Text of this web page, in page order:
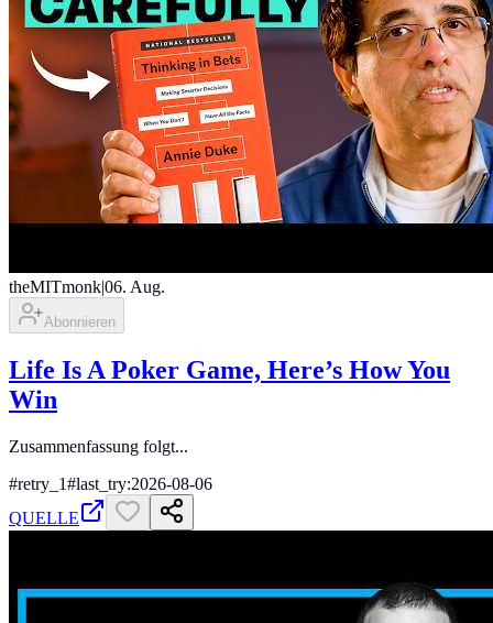
theMITmonk|06. Aug.
Abonnieren
Life Is A Poker Game, Here’s How You
Win
Zusammenfassung folgt...
#retry_1#last_try:2026-08-06
QUELLE